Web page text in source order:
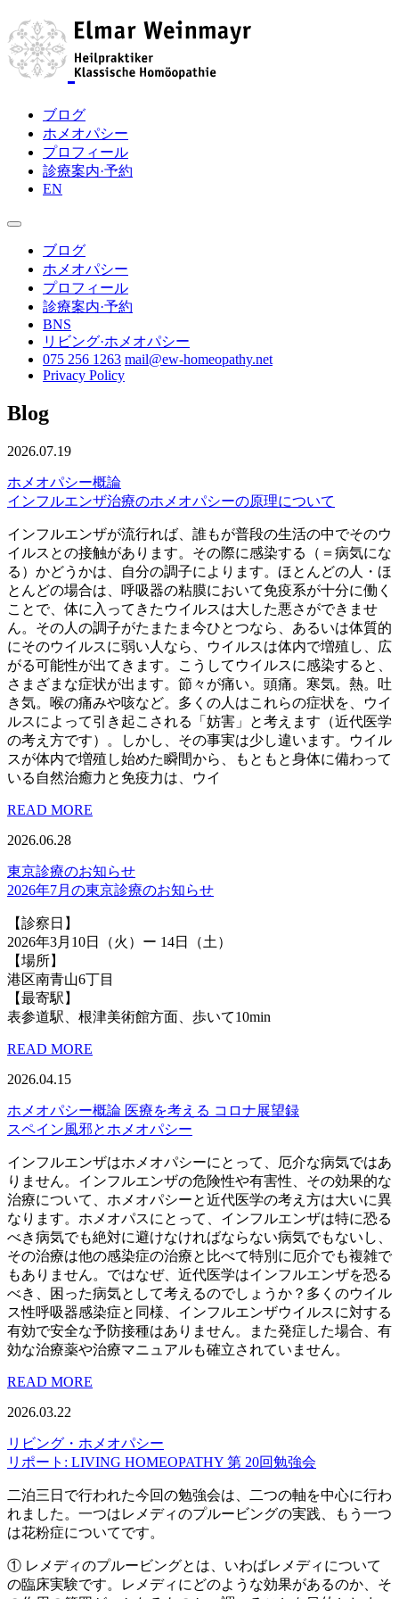
ブログ
ホメオパシー
プロフィール
診療案内·予約
EN
ブログ
ホメオパシー
プロフィール
診療案内·予約
BNS
リビング·ホメオパシー
075 256 1263 mail@ew-homeopathy.net
Privacy Policy
Blog
2026.07.19
ホメオパシー概論
インフルエンザ治療のホメオパシーの原理について
インフルエンザが流行れば、誰もが普段の生活の中でそのウ
イルスとの接触があります。その際に感染する（＝病気にな
る）かどうかは、自分の調子によります。ほとんどの人・ほ
とんどの場合は、呼吸器の粘膜において免疫系が十分に働く
ことで、体に入ってきたウイルスは大した悪さができませ
ん。その人の調子がたまたま今ひとつなら、あるいは体質的
にそのウイルスに弱い人なら、ウイルスは体内で増殖し、広
がる可能性が出てきます。こうしてウイルスに感染すると、
さまざまな症状が出ます。節々が痛い。頭痛。寒気。熱。吐
き気。喉の痛みや咳など。多くの人はこれらの症状を、ウイ
ルスによって引き起こされる「妨害」と考えます（近代医学
の考え方です）。しかし、その事実は少し違います。ウイル
スが体内で増殖し始めた瞬間から、もともと身体に備わって
いる自然治癒力と免疫力は、ウイ
READ MORE
2026.06.28
東京診療のお知らせ
2026年7月の東京診療のお知らせ
【診察日】
2026年3月10日（火）ー 14日（土）
【場所】
港区南青山6丁目
【最寄駅】
表参道駅、根津美術館方面、歩いて10min
READ MORE
2026.04.15
ホメオパシー概論 医療を考える コロナ展望録
スペイン風邪とホメオパシー
インフルエンザはホメオパシーにとって、厄介な病気ではあ
りません。インフルエンザの危険性や有害性、その効果的な
治療について、ホメオパシーと近代医学の考え方は大いに異
なります。ホメオパスにとって、インフルエンザは特に恐る
べき病気でも絶対に避けなければならない病気でもないし、
その治療は他の感染症の治療と比べて特別に厄介でも複雑で
もありません。ではなぜ、近代医学はインフルエンザを恐る
べき、困った病気として考えるのでしょうか？多くのウイル
ス性呼吸器感染症と同様、インフルエンザウイルスに対する
有効で安全な予防接種はありません。また発症した場合、有
効な治療薬や治療マニュアルも確立されていません。
READ MORE
2026.03.22
リビング・ホメオパシー
リポート: LIVING HOMEOPATHY 第 20回勉強会
二泊三日で行われた今回の勉強会は、二つの軸を中心に行わ
れました。一つはレメディのプルービングの実践、もう一つ
は花粉症についてです。
① レメディのプルービングとは、いわばレメディについて
の臨床実験です。レメディにどのような効果があるのか、そ